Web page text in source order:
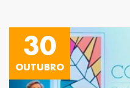
30
OUTUBRO